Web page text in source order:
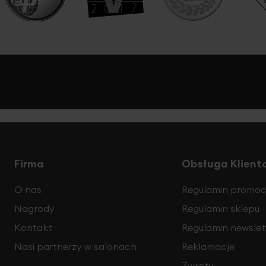
Firma
O nas
Nagrody
Kontakt
Nasi partnerzy w salonach
Obsługa
Regulamin
Regulamin sklepu
Regulamin
Reklamacje